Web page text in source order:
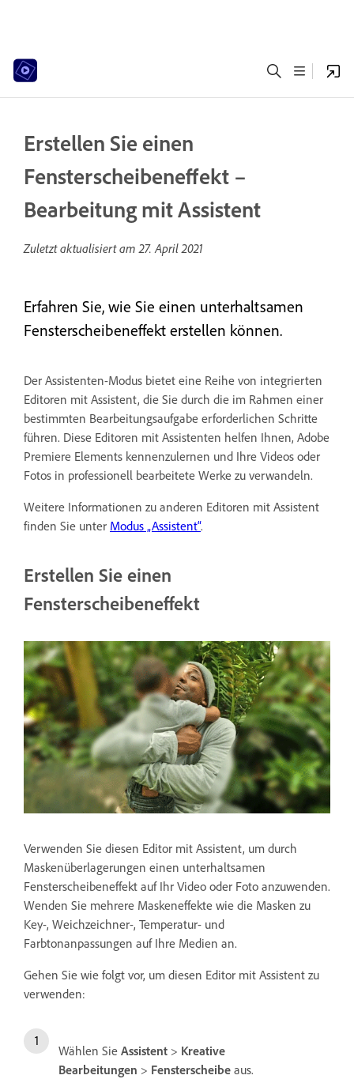
Erstellen Sie einen
Fensterscheibeneffekt –
Bearbeitung mit Assistent
Zuletzt aktualisiert am27. April 2021
Erfahren Sie, wie Sie einen unterhaltsamen
Fensterscheibeneffekt erstellen können.
Der Assistenten-Modus bietet eine Reihe von integrierten
Editoren mit Assistent, die Sie durch die im Rahmen einer
bestimmten Bearbeitungsaufgabe erforderlichen Schritte
führen. Diese Editoren mit Assistenten helfen Ihnen, Adobe
Premiere Elements kennenzulernen und Ihre Videos oder
Fotos in professionell bearbeitete Werke zu verwandeln.
Weitere Informationen zu anderen Editoren mit Assistent
finden Sie unter Modus „Assistent“.
Erstellen Sie einen
Fensterscheibeneffekt
Verwenden Sie diesen Editor mit Assistent, um durch
Maskenüberlagerungen einen unterhaltsamen
Fensterscheibeneffekt auf Ihr Video oder Foto anzuwenden.
Wenden Sie mehrere Maskeneffekte wie die Masken zu
Key-, Weichzeichner-, Temperatur- und
Farbtonanpassungen auf Ihre Medien an.
Gehen Sie wie folgt vor, um diesen Editor mit Assistent zu
verwenden:
Wählen Sie Assistent > Kreative
Bearbeitungen > Fensterscheibe aus.